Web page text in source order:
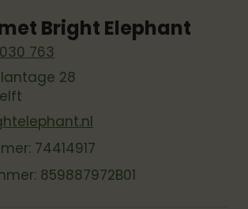
Bright Elephant
763
28
74414917
859887972B01